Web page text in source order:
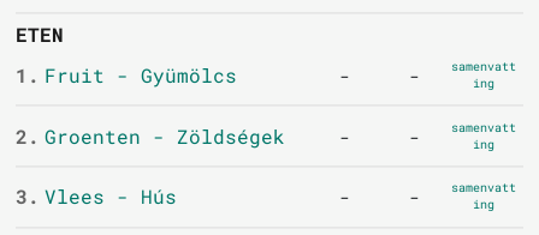
ETEN
1. Fruit - Gyümölcs - -
samenvatt
ing
2. Groenten - Zöldségek - -
samenvatt
ing
3. Vlees - Hús - -
samenvatt
ing